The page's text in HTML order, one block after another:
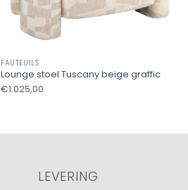
FAUTEUILS
Lounge stoel Tuscany beige graffic
€1.025,00
LEVERING